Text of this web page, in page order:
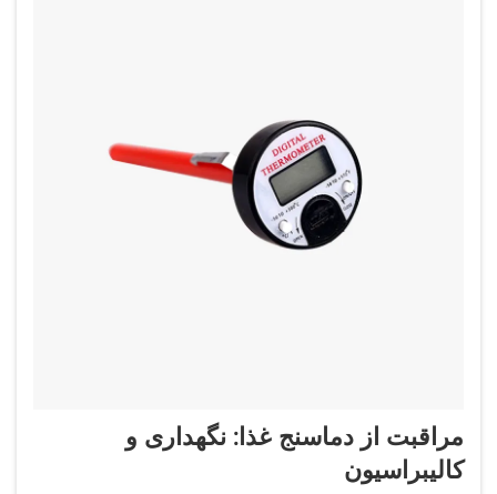
مراقبت از دماسنج غذا: نگهداری و
کالیبراسیون